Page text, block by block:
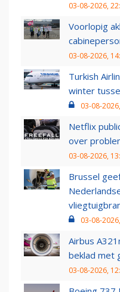
03-08-2026,
Voorlopig
03-08-2026,
Turkish
winter
03-08-
Netflix
over
03-08-2026,
Brussel
03-08-
Airbus
beklad met
03-08-2026,